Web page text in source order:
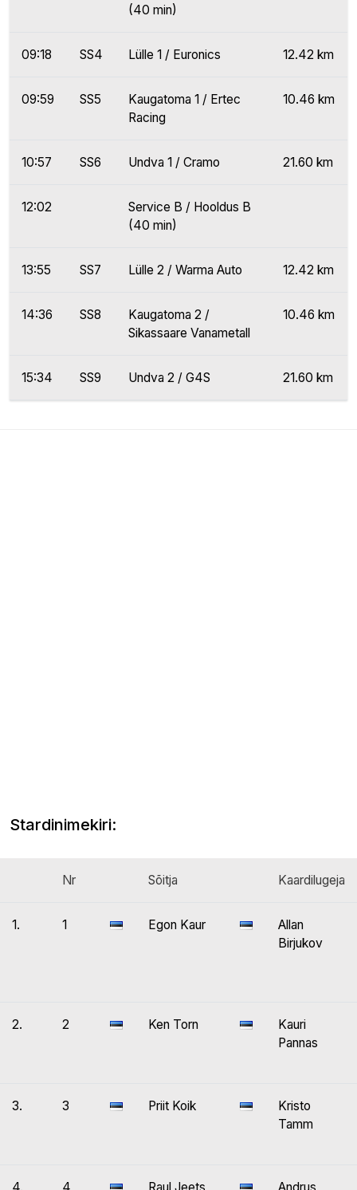
(40 min)
09:18 SS4 Lülle 1 / Euronics 12.42 km
09:59 SS5
Kaugatoma 1 / Ertec
Racing
10.46 km
10:57 SS6 Undva 1 / Cramo 21.60 km
12:02
Service B / Hooldus B
(40 min)
13:55 SS7 Lülle 2 / Warma Auto 12.42 km
14:36 SS8
Kaugatoma 2 /
Sikassaare Vanametall
10.46 km
15:34 SS9 Undva 2 / G4S 21.60 km
Stardinimekiri:
Nr Sõitja Kaardilugeja
1. 1 Egon Kaur
Allan
Birjukov
2. 2 Ken Torn
Kauri
Pannas
3. 3 Priit Koik
Kristo
Tamm
4. 4 Raul Jeets Andrus